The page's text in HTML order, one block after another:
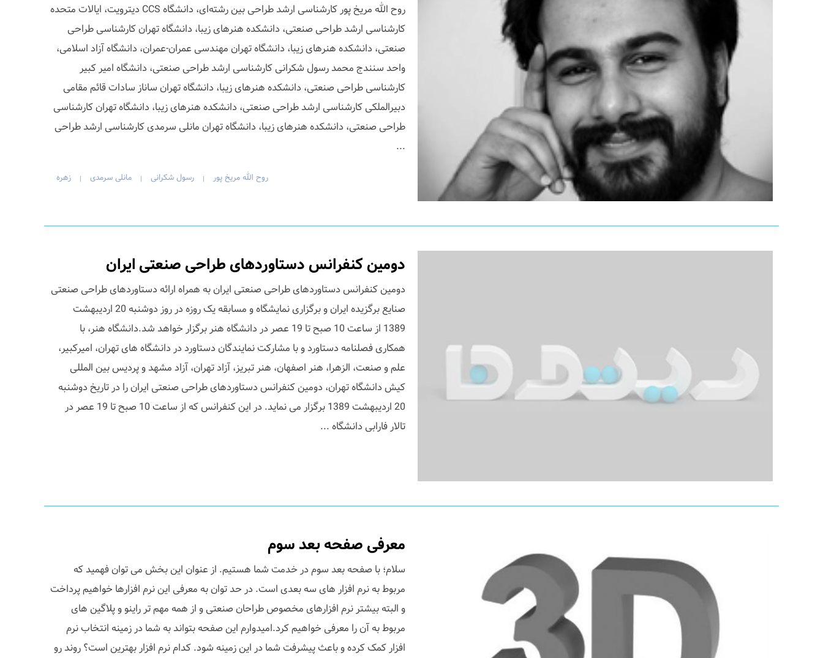
روح الله مریخ پور کارشناسی ارشد طراحی بین رشته‌ای، دانشگاه CCS دیترویت، ایالات متحده
کارشناسی ارشد طراحی صنعتی، دانشکده هنرهای زیبا، دانشگاه تهران کارشناسی طراحی
صنعتی، دانشکده هنرهای زیبا، دانشگاه تهران مهندسی عمران-عمران، دانشگاه آزاد اسلامی،
واحد سنندج محمد رسول شکرانی کارشناسی ارشد طراحی صنعتی، دانشگاه امیر کبیر
کارشناسی طراحی صنعتی، دانشکده هنرهای زیبا، دانشگاه تهران ساناز سادات قائم مقامی
دبیرالملکی کارشناسی ارشد طراحی صنعتی، دانشکده هنرهای زیبا، دانشگاه تهران کارشناسی
طراحی صنعتی، دانشکده هنرهای زیبا، دانشگاه تهران مانلی سرمدی کارشناسی ارشد طراحی
...
روح الله مریخ پور | رسول شکرانی | مانلی سرمدی | زهره
دومین کنفرانس دستاوردهای طراحی صنعتی ایران
دومین کنفرانس دستاوردهای طراحی صنعتی ایران به همراه ارائه دستاوردهای طراحی صنعتی
صنایع برگزیده ایران و برگزاری نمایشگاه و مسابقه یک روزه در روز دوشنبه 20 اردیبهشت
1389 از ساعت 10 صبح تا 19 عصر در دانشگاه هنر برگزار خواهد شد.دانشگاه هنر، با
همکاری فصلنامه دستاورد و با مشارکت نمایندگان دستاورد در دانشگاه های تهران، امیرکبیر،
علم و صنعت، الزهرا، هنر اصفهان، هنر تبریز، آزاد تهران، آزاد مشهد و پردیس بین المللی
کیش دانشگاه تهران، دومین کنفرانس دستاوردهای طراحی صنعتی ایران را در تاریخ دوشنبه
20 اردیبهشت 1389 برگزار می نماید. در این کنفرانس که از ساعت 10 صبح تا 19 عصر در
تالار فارابی دانشگاه ...
معرفی صفحه بعد سوم
سلام؛ با صفحه بعد سوم در خدمت شما هستیم. از عنوان این بخش می توان فهمید که
مربوط به نرم افزار های سه بعدی است. در حد توان به معرفی این نرم افزارها خواهیم پرداخت
و البته بیشتر نرم افزارهای مخصوص طراحان صنعتی و از همه مهم تر راینو و پلاگین های
مربوط به آن را معرفی خواهیم کرد.امیدوارم این صفحه بتواند به شما در زمینه انتخاب نرم
افزار کمک کرده و باعث پیشرفت شما در این زمینه شود. کدام نرم افزار بهترین است؟ روند رو